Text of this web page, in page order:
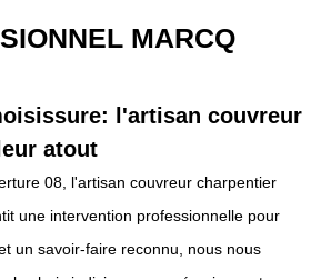
MARCQ
l'artisan couvreur
atout
08, l'artisan couvreur charpentier
une intervention professionnelle pour
un savoir-faire reconnu, nous nous